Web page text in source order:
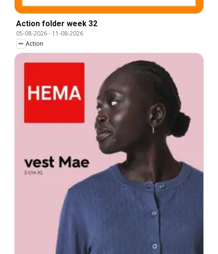
Action folder week 32
05-08-2026- 11-08-2026
Action